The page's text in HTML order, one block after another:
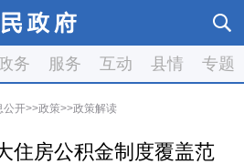
务 服务 互动 县情 专题
公开>>政策>>政策解读
住房公积金制度覆盖范